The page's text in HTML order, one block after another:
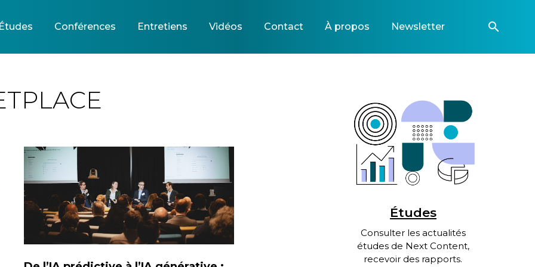
Études Conférences Entretiens Vidéos Contact À propos Newsletter search
Études
Consulter les actualités
études de Next Content,
recevoir des rapports.